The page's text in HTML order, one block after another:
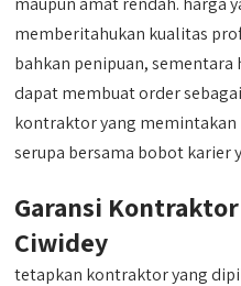
memberitahukan kualitas
bahkan penipuan,
dapat membuat order
kontraktor yang memintakan
serupa bersama bobot karier
Garansi
Ciwidey
tetapkan kontraktor yang